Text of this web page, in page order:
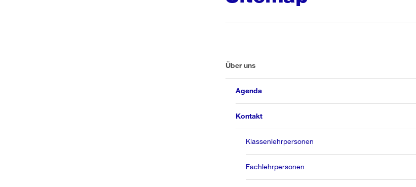
Über uns
Agenda
Kontakt
Klassenlehrpersonen
Fachlehrpersonen